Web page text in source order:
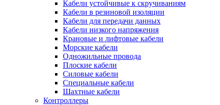
Кабели устойчивые к скручиваниям
Кабели в резиновой изоляции
Кабели для передачи данных
Кабели низкого напряжения
Крановые и лифтовые кабели
Морские кабели
Одножильные провода
Плоские кабели
Силовые кабели
Специальные кабели
Шахтные кабели
Контроллеры